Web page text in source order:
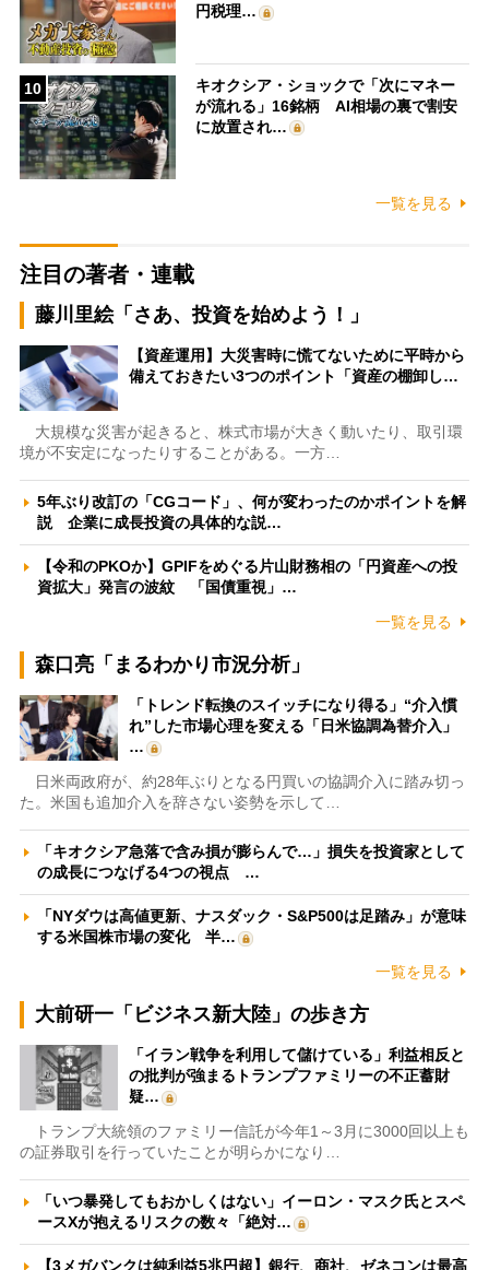
円税理…
10
キオクシア・ショックで「次にマネー
が流れる」16銘柄 AI相場の裏で割安
に放置され…
一覧を見る
注目の著者・連載
藤川里絵「さあ、投資を始めよう！」
【資産運用】大災害時に慌てないために平時から
備えておきたい3つのポイント「資産の棚卸し…
大規模な災害が起きると、株式市場が大きく動いたり、取引環
境が不安定になったりすることがある。一方…
5年ぶり改訂の「CGコード」、何が変わったのかポイントを解
説 企業に成長投資の具体的な説…
【令和のPKOか】GPIFをめぐる片山財務相の「円資産への投
資拡大」発言の波紋 「国債重視」…
一覧を見る
森口亮「まるわかり市況分析」
「トレンド転換のスイッチになり得る」“介入慣
れ”した市場心理を変える「日米協調為替介入」
…
日米両政府が、約28年ぶりとなる円買いの協調介入に踏み切っ
た。米国も追加介入を辞さない姿勢を示して…
「キオクシア急落で含み損が膨らんで…」損失を投資家として
の成長につなげる4つの視点 …
「NYダウは高値更新、ナスダック・S&P500は足踏み」が意味
する米国株市場の変化 半…
一覧を見る
大前研一「ビジネス新大陸」の歩き方
「イラン戦争を利用して儲けている」利益相反と
の批判が強まるトランプファミリーの不正蓄財
疑…
トランプ大統領のファミリー信託が今年1～3月に3000回以上も
の証券取引を行っていたことが明らかになり…
「いつ暴発してもおかしくはない」イーロン・マスク氏とスペ
ースXが抱えるリスクの数々「絶対…
【3メガバンクは純利益5兆円超】銀行、商社、ゼネコンは最高